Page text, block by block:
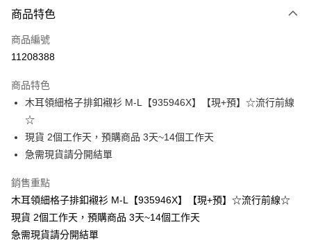
信用卡一次付款
超商取貨付款
Apple Pay
街口支付
悠遊付
Google Pay
全支付
商品特色
商品編號
11208388
商品特色
木耳領細格子排釦襯衫 M-L【935946X】【現+預】☆流行前線
☆
現貨 2個工作天，預購商品 3天~14個工作天
急需現貨請分開結單
銷售重點
木耳領細格子排釦襯衫 M-L【935946X】【現+預】☆流行前線☆
現貨 2個工作天，預購商品 3天~14個工作天
急需現貨請分開結單